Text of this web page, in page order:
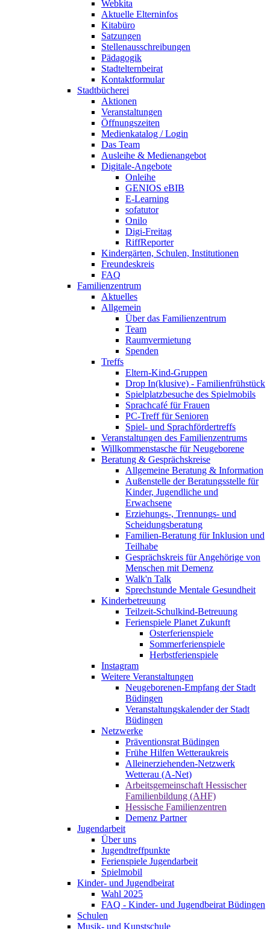
Webkita
Aktuelle Elterninfos
Kitabüro
Satzungen
Stellenausschreibungen
Pädagogik
Stadtelternbeirat
Kontaktformular
Stadtbücherei
Aktionen
Veranstaltungen
Öffnungszeiten
Medienkatalog / Login
Das Team
Ausleihe & Medienangebot
Digitale-Angebote
Onleihe
GENIOS eBIB
E-Learning
sofatutor
Onilo
Digi-Freitag
RiffReporter
Kindergärten, Schulen, Institutionen
Freundeskreis
FAQ
Familienzentrum
Aktuelles
Allgemein
Über das Familienzentrum
Team
Raumvermietung
Spenden
Treffs
Eltern-Kind-Gruppen
Drop In(klusive) - Familienfrühstück
Spielplatzbesuche des Spielmobils
Sprachcafé für Frauen
PC-Treff für Senioren
Spiel- und Sprachfördertreffs
Veranstaltungen des Familienzentrums
Willkommenstasche für Neugeborene
Beratung & Gesprächskreise
Allgemeine Beratung & Information
Außenstelle der Beratungsstelle für
Kinder, Jugendliche und
Erwachsene
Erziehungs-, Trennungs- und
Scheidungsberatung
Familien-Beratung für Inklusion und
Teilhabe
Gesprächskreis für Angehörige von
Menschen mit Demenz
Walk'n Talk
Sprechstunde Mentale Gesundheit
Kinderbetreuung
Teilzeit-Schulkind-Betreuung
Ferienspiele Planet Zukunft
Osterferienspiele
Sommerferienspiele
Herbstferienspiele
Instagram
Weitere Veranstaltungen
Neugeborenen-Empfang der Stadt
Büdingen
Veranstaltungskalender der Stadt
Büdingen
Netzwerke
Präventionsrat Büdingen
Frühe Hilfen Wetteraukreis
Alleinerziehenden-Netzwerk
Wetterau (A-Net)
Arbeitsgemeinschaft Hessischer
Familienbildung (AHF)
Hessische Familienzentren
Demenz Partner
Jugendarbeit
Über uns
Jugendtreffpunkte
Ferienspiele Jugendarbeit
Spielmobil
Kinder- und Jugendbeirat
Wahl 2025
FAQ - Kinder- und Jugendbeirat Büdingen
Schulen
Musik- und Kunstschule